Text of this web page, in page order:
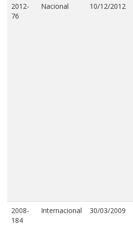
2012-
76
Nacional 10/12/2012
2008-
184
Internacional 30/03/2009